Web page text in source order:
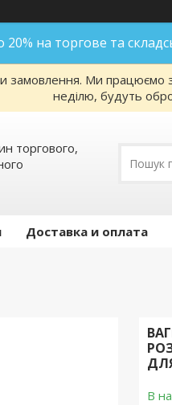
на торгове та
Ми працюємо
неділю, будуть
торгового,
Доставка и оплата
В